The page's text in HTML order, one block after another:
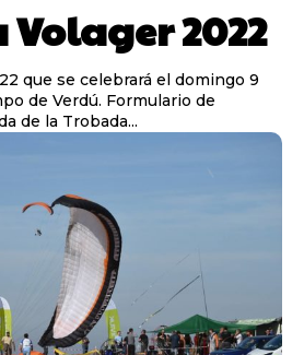
2022
Formulario de
de la Trobada...